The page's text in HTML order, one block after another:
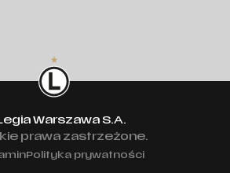
Warszawa S.A.
prawa zastrzeżone.
Polityka prywatności